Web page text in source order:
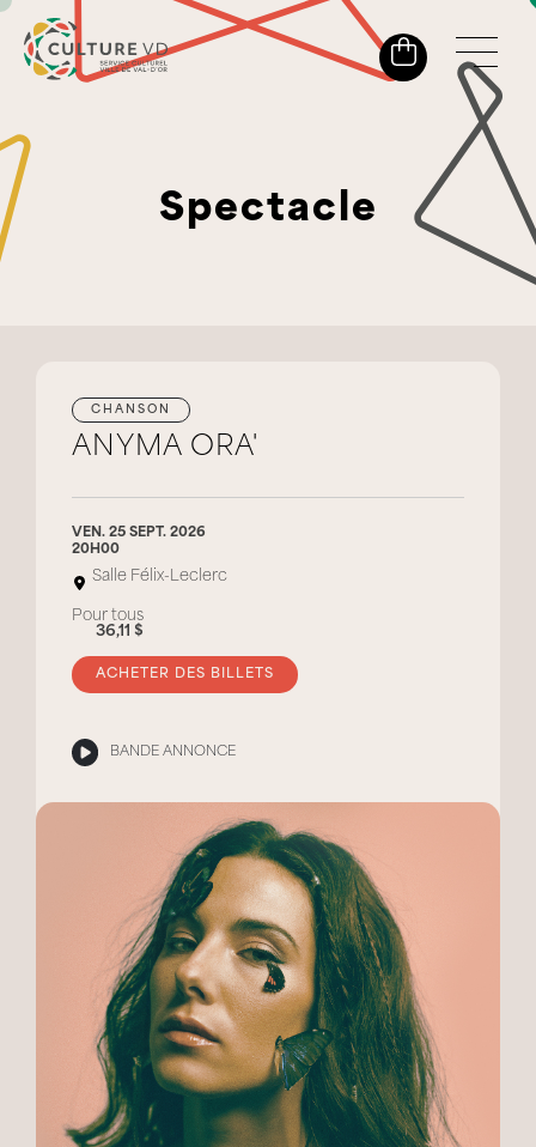
Spectacle
CHANSON
ANYMA ORA'
VEN. 25 SEPT. 2026
20H00
Salle Félix-Leclerc
Pour tous
36,11 $
ACHETER DES BILLETS
BANDE ANNONCE